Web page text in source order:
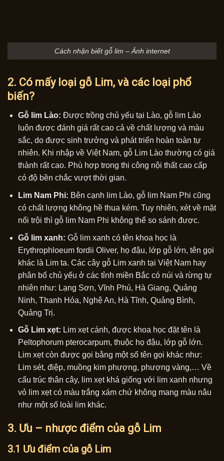
Cách nhận biết gỗ lim – Ảnh internet
2. Có mấy loại gỗ Lim, và các loại phổ
biến?
Gỗ lim Lào: Được trồng chủ yếu tại Lào, gỗ lim Lào
luôn được đánh giá rất cao cả về chất lượng và màu
sắc, do được sinh trưởng và phát triển hoàn toàn tự
nhiên. Khi nhập về Việt Nam, gỗ Lim Lào thường có giá
thành rất cao. Phù hợp trong thi công nội thất cao cấp
có độ bền chắc vượt thời gian.
Lim Nam Phi: Bên cạnh lim Lào, gỗ lim Nam Phi cũng
có chất lượng không hề thua kém. Tuy nhiên, xét về mặt
nổi trội thì gỗ lim Nam Phi không thể so sánh được.
Gỗ lim xanh: Gỗ lim xanh có tên khoa học là
Erythrophloeum fordii Oliver, họ đậu, lớp gỗ lớn, tên gọi
khác là Lim ta. Các cây gỗ Lim xanh tại Việt Nam hay
phân bố chủ yếu ở các tỉnh miền Bắc có núi và rừng tự
nhiên như: Lạng Sơn, Vĩnh Phú, Hà Giang, Quảng
Ninh, Thanh Hóa, Nghệ An, Hà Tĩnh, Quảng Bình,
Quảng Trị.
Gỗ Lim xẹt: Lim xẹt cánh, được khoa học đặt tên là
Peltophorum pterocarpum, thuộc họ đậu, lớp gỗ lớn.
Lim xẹt còn được gọi bằng một số tên gọi khác như:
Lim sét, điệp, muồng kim phượng, phượng vàng,… Về
cấu trúc thân cây, lim xẹt khá giống với lim xanh nhưng
vỏ lim xẹt có màu trắng xám chứ không mang màu nâu
như một số loài lim khác.
3. Ưu – nhược điểm của gỗ Lim
3.1 Ưu điểm của gỗ Lim